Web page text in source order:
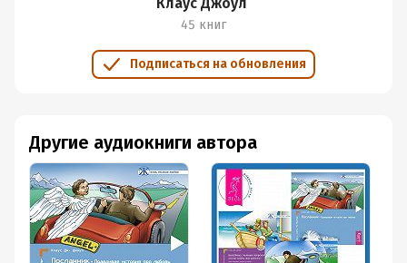
45 книг
Подписаться на обновления
Другие аудиокниги автора